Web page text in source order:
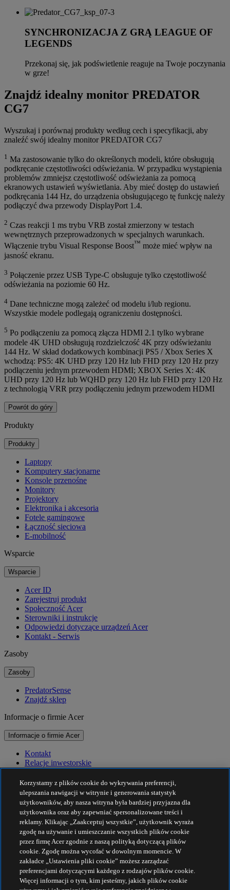
SYNCHRONIZACJA Z GRĄ LEAGUE OF
LEGENDS
Przekonaj się, jak podświetlenie reaguje na Twoje poczynania
w grze!
Znajdź idealny monitor PREDATOR
CG7
Wyszukaj i porównaj produkty według cech i specyfikacji, aby
znaleźć swój idealny monitor PREDATOR CG7
1 Ma zastosowanie tylko do określonych modeli, które obsługują
podkręcanie częstotliwości odświeżania. W przypadku wystąpienia
problemów zmniejsz częstotliwość odświeżania za pomocą
ekranowych ustawień wyświetlania. Aby mieć dostęp do ustawień
podkręcania 144 Hz, do urządzenia obsługującego tę funkcję należy
podłączyć dwa przewody DisplayPort 1.4.
2 Czas reakcji 1 ms trybu VRB został zmierzony w testach
wewnętrznych przeprowadzonych w specjalnych warunkach.
Włączenie trybu Visual Response Boost™ może mieć wpływ na
jasność ekranu.
3 Połączenie przez USB Type-C obsługuje tylko częstotliwość
odświeżania na poziomie 60 Hz.
4 Dane techniczne mogą zależeć od modelu i/lub regionu.
Wszystkie modele podlegają ograniczeniu dostępności.
5 Po podłączeniu za pomocą złącza HDMI 2.1 tylko wybrane
modele 4K UHD obsługują rozdzielczość 4K przy odświeżaniu
144 Hz. W skład dodatkowych kombinacji PS5 / Xbox Series X
wchodzą: PS5: 4K UHD przy 120 Hz lub FHD przy 120 Hz przy
podłączeniu jednym przewodem HDMI; XBOX Series X: 4K
UHD przy 120 Hz lub WQHD przy 120 Hz lub FHD przy 120 Hz
z technologią VRR przy podłączeniu jednym przewodem HDMI
Powrót do góry
Produkty
Produkty
Laptopy
Komputery stacjonarne
Konsole przenośne
Monitory
Projektory
Elektronika i akcesoria
Fotele gamingowe
Łączność sieciowa
E-mobilność
Wsparcie
Wsparcie
Acer ID
Zarejestruj produkt
Społeczność Acer
Sterowniki i instrukcje
Odpowiedzi dotyczące urządzeń Acer
Kontakt - Serwis
Zasoby
Zasoby
PredatorSense
Znajdź sklep
Informacje o firmie Acer
Informacje o firmie Acer
Kontakt
Relacje inwestorskie
Nagrody
Wydarzenia
Zrównoważony rozwój
Zrównoważony rozwój
Społeczna odpowiedzialność biznesu
Ślad węglowy produktu
Projekt Humanity
Earthion
Korzystamy z plików cookie do wykrywania preferencji,
ulepszania nawigacji w witrynie i generowania statystyk
użytkowników, aby nasza witryna była bardziej przyjazna dla
użytkownika oraz aby zapewniać spersonalizowane treści i
reklamy. Klikając „Zaakceptuj wszystkie”, użytkownik wyraża
zgodę na używanie i umieszczanie wszystkich plików cookie
przez firmę Acer zgodnie z naszą polityką dotyczącą plików
cookie. Zgodę można wycofać w dowolnym momencie. W
zakładce „Ustawienia pliki cookie” możesz zarządzać
preferencjami dotyczącymi każdego z rodzajów plików cookie.
Więcej informacji o tym, kim jesteśmy, jakich plików cookie